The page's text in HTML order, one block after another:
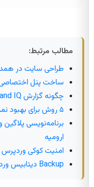
مطالب مرتبط:
طراحی سایت در
ساخت پنل اختصاصی
چگونه گزارش Brand IQ خود را بخوانیم و اقدام کنیم؟
۵ روش برای بهبود نمره Brand IQ با برند بات
برنامه‌نویسی
ارومیه
امنیت کوکی وردپرس
Backup دیتابیس وردپرس